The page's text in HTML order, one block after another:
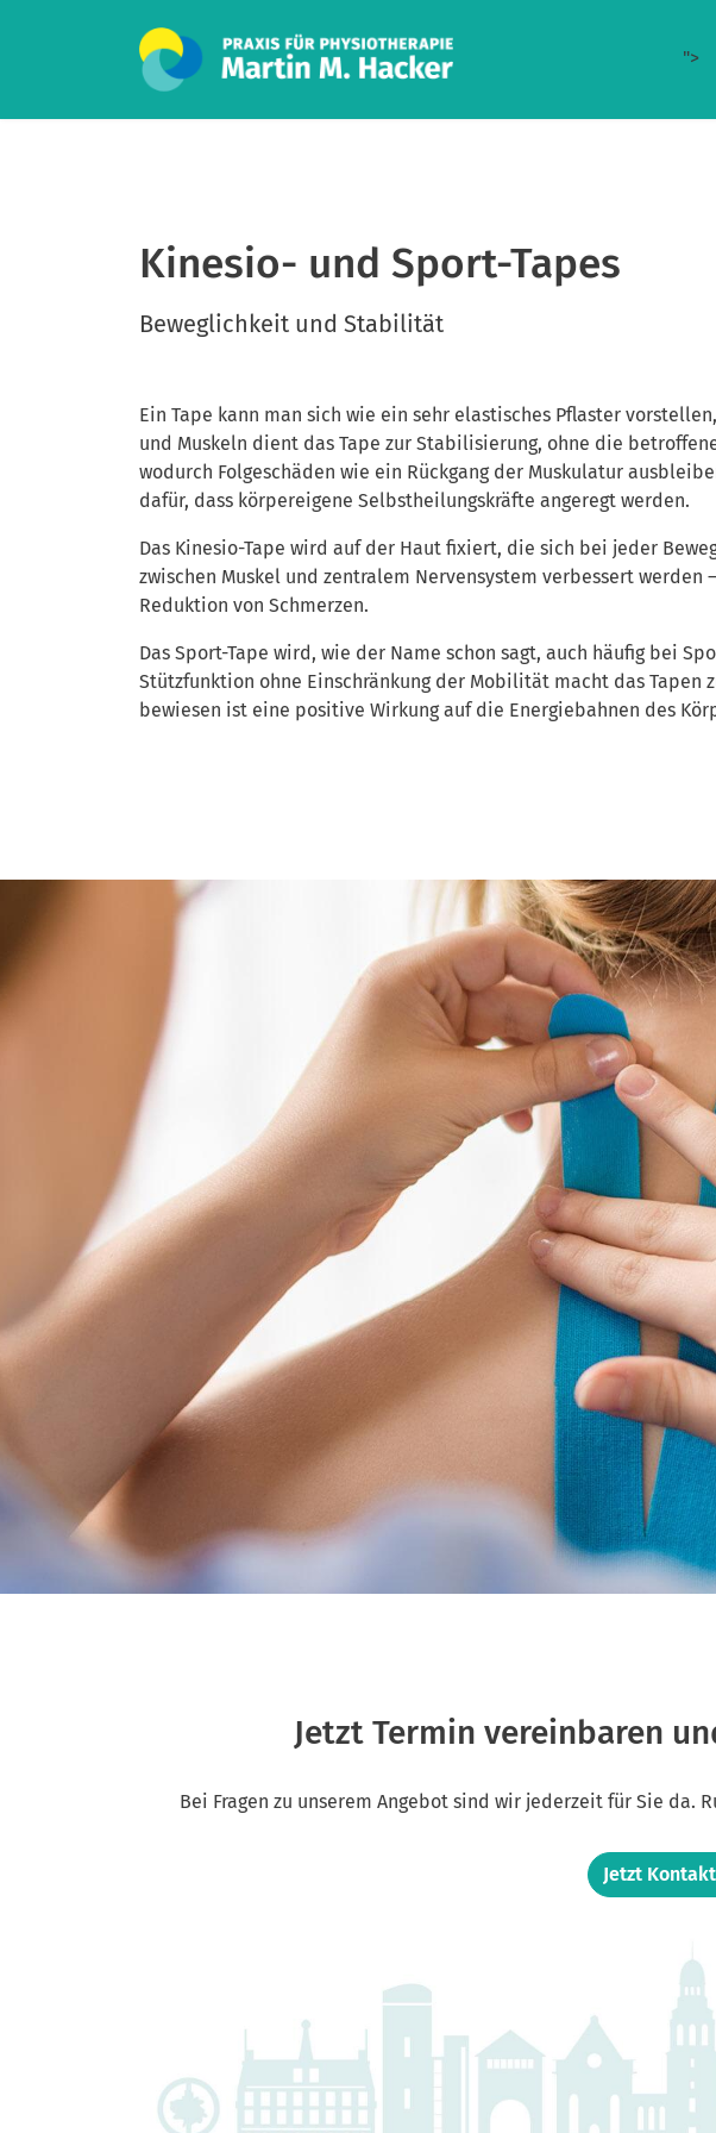
">
Kinesio- und Sport-Tapes
Beweglichkeit und Stabilität
Ein Tape kann man sich wie ein sehr elastisches Pflaster
und Muskeln dient das Tape zur Stabilisierung, ohne die
wodurch Folgeschäden wie ein Rückgang der Muskulatur
dafür, dass körpereigene Selbstheilungskräfte angeregt werden.
Das Kinesio-Tape wird auf der Haut fixiert, die sich bei jeder
zwischen Muskel und zentralem Nervensystem verbessert
Reduktion von Schmerzen.
Das Sport-Tape wird, wie der Name schon sagt, auch häufig bei
Stützfunktion ohne Einschränkung der Mobilität macht das
bewiesen ist eine positive Wirkung auf die Energiebahnen des
Jetzt Termin vereinbaren
Bei Fragen zu unserem Angebot sind wir jederzeit für Sie da.
Jetzt